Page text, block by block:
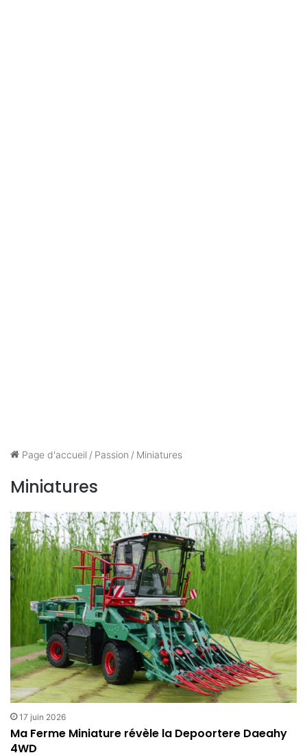
Page d'accueil / Passion / Miniatures
Miniatures
17 juin 2026
Ma Ferme Miniature révèle la Depoortere Daeahy
4WD